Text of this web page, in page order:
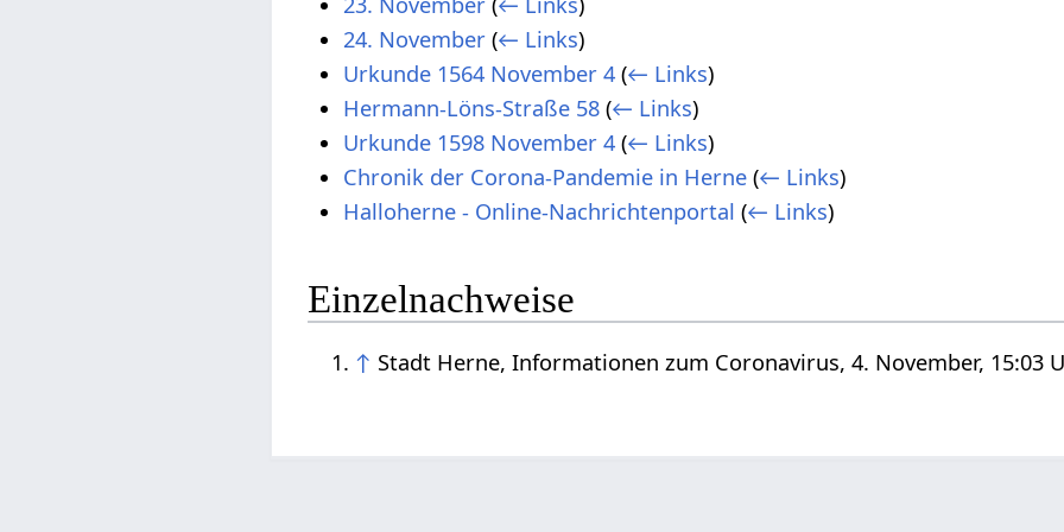
24. November (← Links)
Urkunde 1564 November 4 (← Links)
Hermann-Löns-Straße 58 (← Links)
Urkunde 1598 November 4 (← Links)
Chronik der Corona-Pandemie in Herne (← Links)
Halloherne - Online-Nachrichtenportal (← Links)
Einzelnachweise
↑ Stadt Herne, Informationen zum Coronavirus, 4. November, 15:03